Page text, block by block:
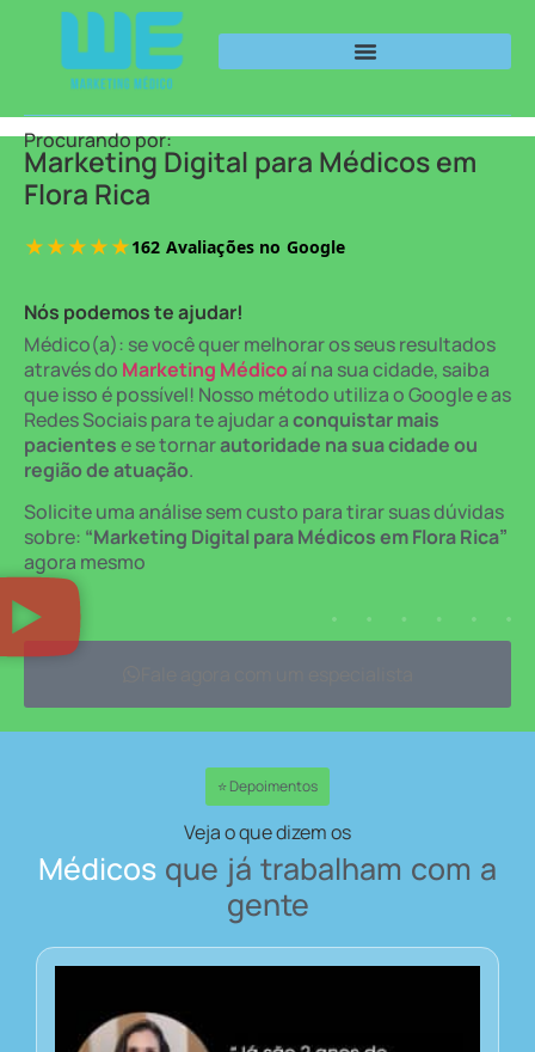
Procurando por:
Marketing Digital para Médicos em
Flora Rica
Nós podemos te ajudar!
Médico(a): se você quer melhorar os seus resultados
através do Marketing Médicoaí na sua cidade, saiba
que isso é possível! Nosso método utiliza o Google e as
Redes Sociais para te ajudar aconquistar mais
pacientese se tornarautoridade na sua cidade ou
região de atuação.
Solicite uma análise sem custo para tirar suas dúvidas
sobre: “Marketing Digital para Médicos em Flora Rica”
agora mesmo
⭐ Depoimentos
Veja o que dizem os
Médicos que já trabalham com a
gente